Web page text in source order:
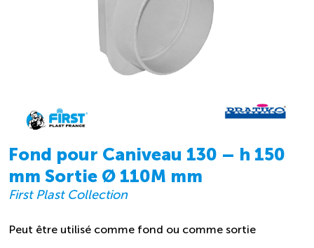
Fond pour Caniveau 130 – h 150
mm Sortie Ø 110M mm
First Plast Collection
Peut être utilisé comme fond ou comme sortie